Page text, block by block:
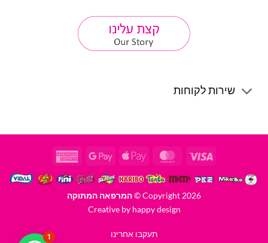
שירות לקוחות
Visa
MasterCard
Apple
Google
Copyright 2026 ©
המרפאה המתוקה
Creative by happy design
תעקבו אחרינו 1